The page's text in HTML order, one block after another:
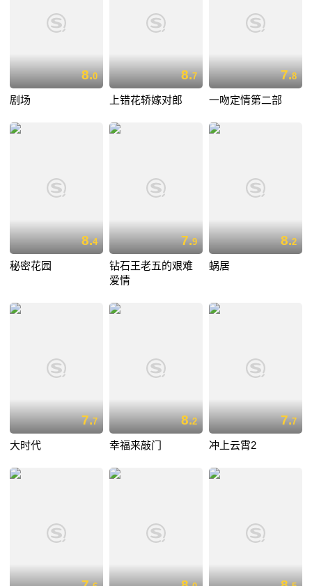
8.0
剧场
8.7
上错花轿嫁对郎
7.8
一吻定情第二部
8.4
秘密花园
7.9
钻石王老五的艰难
爱情
8.2
蜗居
7.7
大时代
8.2
幸福来敲门
7.7
冲上云霄2